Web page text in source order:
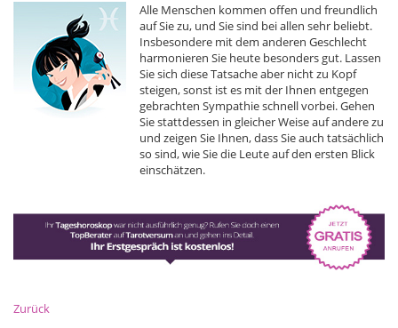
Alle Menschen kommen offen und freundlich
auf Sie zu, und Sie sind bei allen sehr beliebt.
Insbesondere mit dem anderen Geschlecht
harmonieren Sie heute besonders gut. Lassen
Sie sich diese Tatsache aber nicht zu Kopf
steigen, sonst ist es mit der Ihnen entgegen
gebrachten Sympathie schnell vorbei. Gehen
Sie stattdessen in gleicher Weise auf andere zu
und zeigen Sie Ihnen, dass Sie auch tatsächlich
so sind, wie Sie die Leute auf den ersten Blick
einschätzen.
Zurück